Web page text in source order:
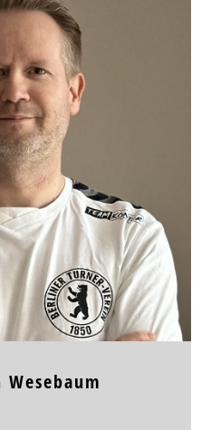
:
Stationen
Wesebaum